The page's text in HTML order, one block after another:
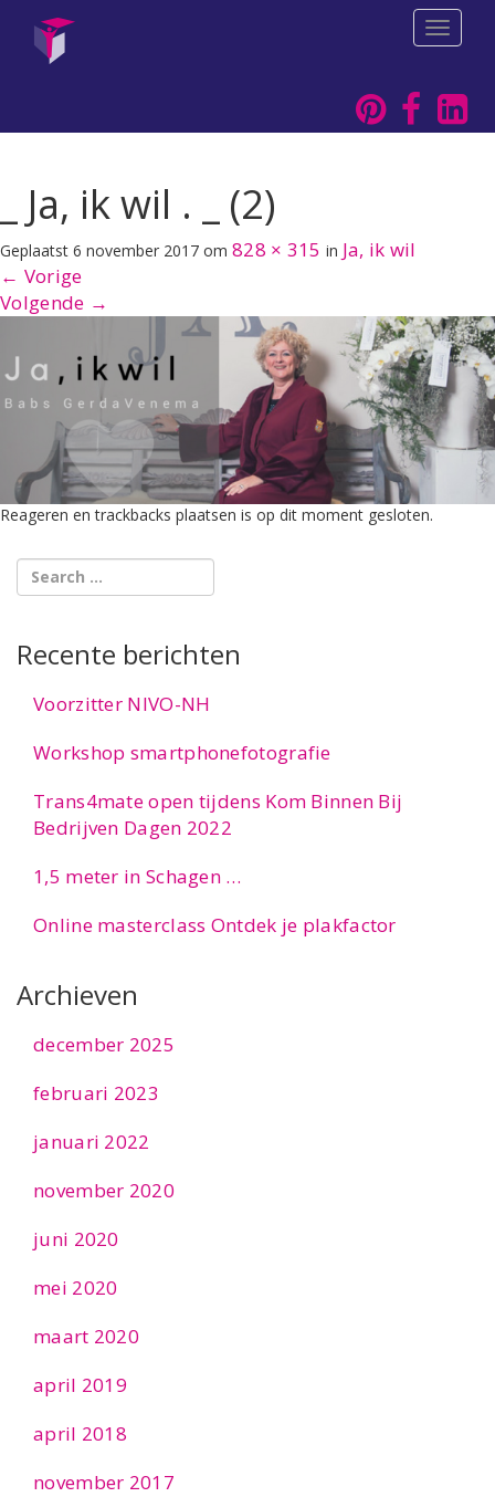
T
o
g
l
e
i
o
n
_ Ja, ik wil . _ (2)
Geplaatst 6 november 2017 om 828 × 315 in Ja, ik wil
← Vorige
Volgende →
Reageren en trackbacks plaatsen is op dit moment gesloten.
Recente berichten
Voorzitter NIVO-NH
Workshop smartphonefotografie
Trans4mate open tijdens Kom Binnen Bij
Bedrijven Dagen 2022
1,5 meter in Schagen …
Online masterclass Ontdek je plakfactor
Archieven
december 2025
februari 2023
januari 2022
november 2020
juni 2020
mei 2020
maart 2020
april 2019
april 2018
november 2017